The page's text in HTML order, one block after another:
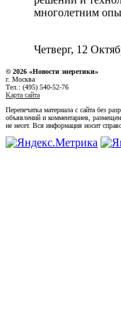
многолетним
Четверг, 12
© 2026 «Новости энеретики»
г. Москва
Тел.: (495) 540-52-76
Карта сайта
Перепечатка материала с сайта без
объявлений и комментариев,
не несет. Вся информация носит